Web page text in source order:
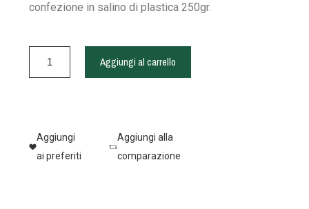
confezione in salino di plastica 250gr.
Aggiungi al carrello
Aggiungi
ai preferiti
Aggiungi alla
comparazione